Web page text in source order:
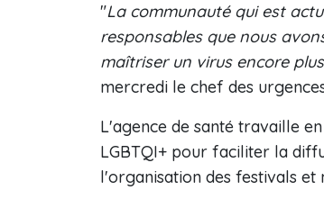
"La communauté qui est
responsables que nous
maîtriser un virus encore
mercredi le chef des
L'agence de santé travaille
LGBTQI+ pour faciliter la
l'organisation des festivals et